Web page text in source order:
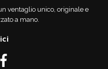
ventaglio unico, originale e
a mano.